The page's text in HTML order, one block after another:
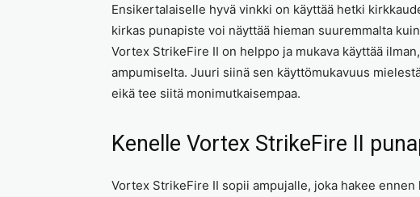
Ensikertalaiselle hyvä vinkki on käyttää hetki
kirkas punapiste voi näyttää hieman suuremmalta
Vortex StrikeFire II on helppo ja mukava käyttää
ampumiselta. Juuri siinä sen käyttömukavuus
eikä tee siitä monimutkaisempaa.
Kenelle Vortex StrikeFire II
Vortex StrikeFire II sopii ampujalle, joka hakee